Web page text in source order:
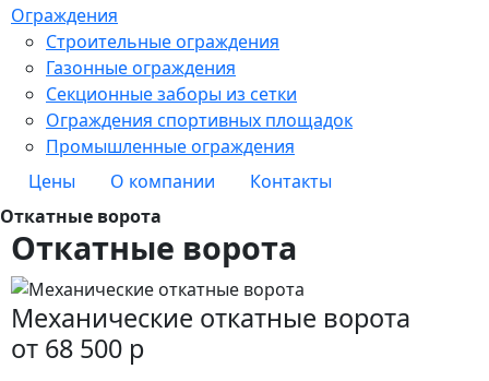
Ограждения
Строительные ограждения
Газонные ограждения
Секционные заборы из сетки
Ограждения спортивных площадок
Промышленные ограждения
Цены
О компании
Контакты
Откатные ворота
Откатные ворота
Механические откатные ворота
от 68 500 р